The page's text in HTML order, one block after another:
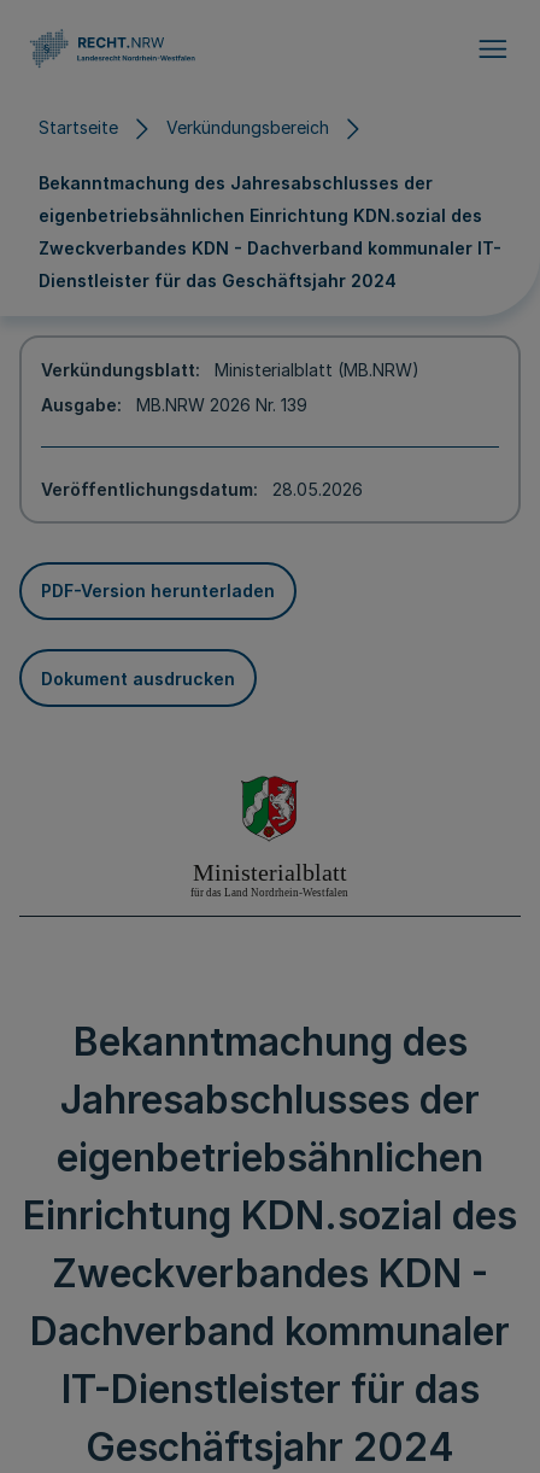
Startseite Verkündungsbereich
Bekanntmachung des Jahresabschlusses der
eigenbetriebsähnlichen Einrichtung KDN.sozial des
Zweckverbandes KDN - Dachverband kommunaler IT-
Dienstleister für das Geschäftsjahr 2024
Verkündungsblatt
Ministerialblatt (MB.NRW)
Ausgabe
MB.NRW 2026 Nr. 139
Veröffentlichungsdatum 28.05.2026
PDF-Version herunterladen
Dokument ausdrucken
Bekanntmachung des
Jahresabschlusses der
eigenbetriebsähnlichen
Einrichtung KDN.sozial des
Zweckverbandes KDN -
Dachverband kommunaler
IT-Dienstleister für das
Geschäftsjahr 2024